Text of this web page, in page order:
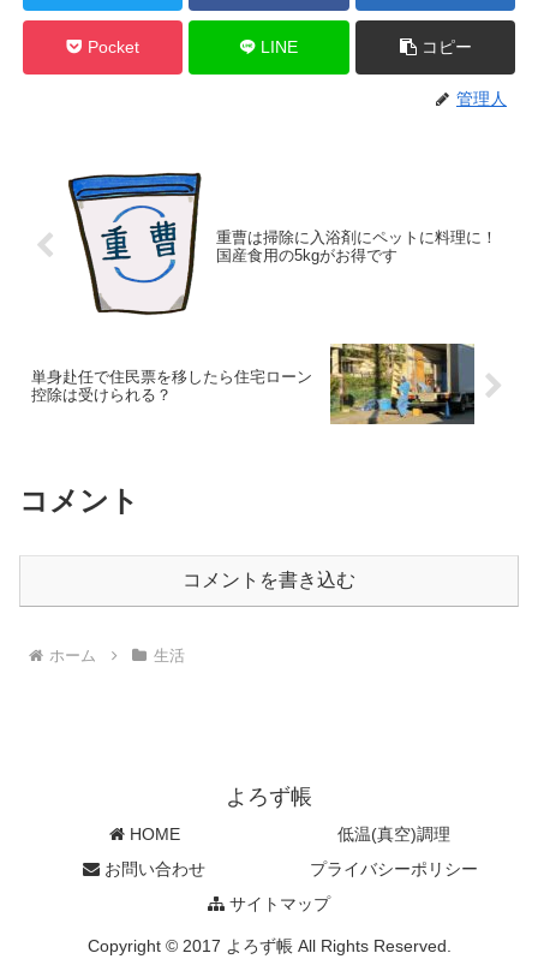
Pocket LINE コピー
管理人
重曹は掃除に入浴剤にペットに料理に！
国産食用の5kgがお得です
単身赴任で住民票を移したら住宅ローン
控除は受けられる？
コメント
コメントを書き込む
ホーム 生活
よろず帳
HOME
低温(真空)調理
お問い合わせ
プライバシーポリシー
サイトマップ
Copyright © 2017 よろず帳 All Rights Reserved.